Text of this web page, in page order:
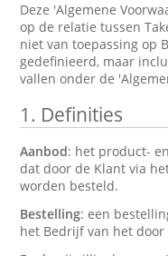
Deze 'Algemene
op de relatie tussen
niet van toepassing op
gedefinieerd, maar
vallen onder de
1. Definities
Aanbod: het product-
dat door de Klant via
worden besteld.
Bestelling: een
het Bedrijf van het